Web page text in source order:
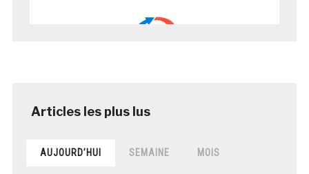
AUJOURD’HUI SEMAINE MOIS